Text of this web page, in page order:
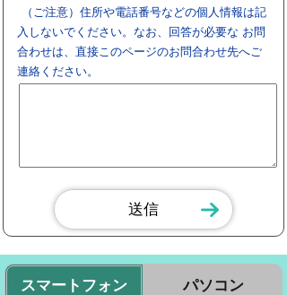
（ご注意）住所や電話番号などの個人情報は記
入しないでください。なお、回答が必要な お問
合わせは、直接このページのお問合わせ先へご
連絡ください。
スマートフォン パソコン